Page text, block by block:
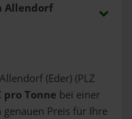
Allendorf
(Eder) (PLZ
pro Tonne bei einer
Preis für Ihre